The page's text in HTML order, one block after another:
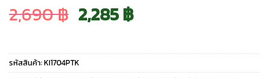
2,690฿ Original
price
2,285฿Current
price
รหัสสินค้า:KI1704PTK